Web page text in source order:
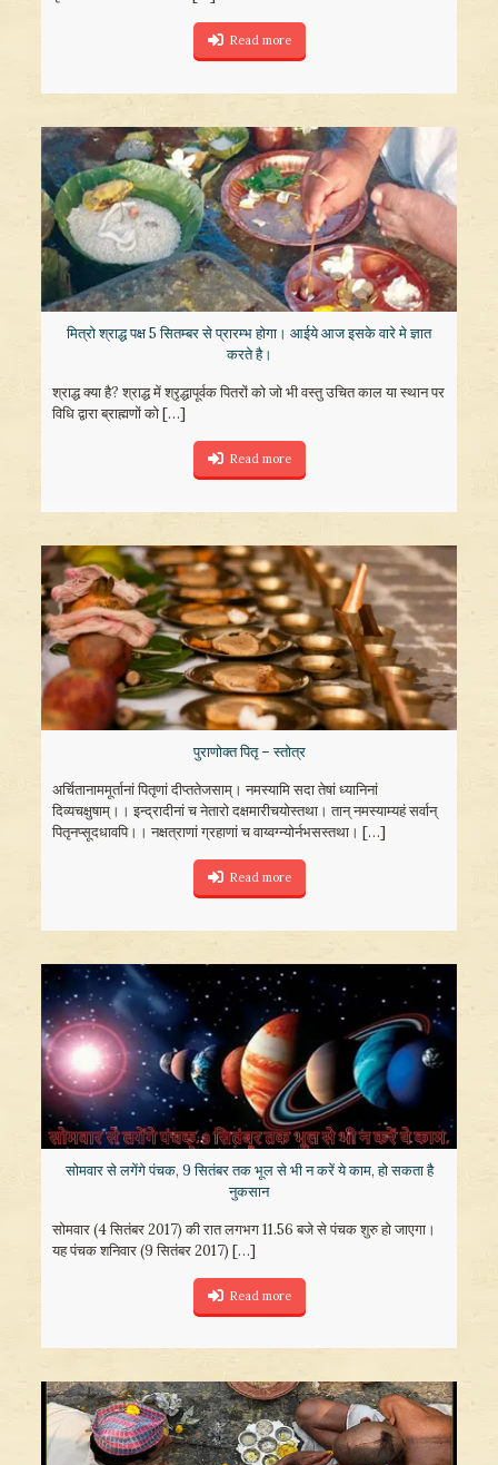
Read more
मित्रो श्राद्ध पक्ष 5 सितम्बर से प्रारम्भ होगा। आईये आज इसके वारे मे ज्ञात
करते है।
श्राद्ध क्या है? श्राद्ध में श्रृद्धापूर्वक पितरों को जो भी वस्तु उचित काल या स्थान पर
विधि द्वारा ब्राह्मणों को[…]
Read more
पुराणोक्त पितृ – स्तोत्र
अर्चितानाममूर्तानां पितृणां दीप्ततेजसाम्। नमस्यामि सदा तेषां ध्यानिनां
दिव्यचक्षुषाम्।। इन्द्रादीनां च नेतारो दक्षमारीचयोस्तथा। तान् नमस्याम्यहं सर्वान्
पितृनप्सूदधावपि।। नक्षत्राणां ग्रहाणां च वाय्वग्न्योर्नभसस्तथा। […]
Read more
​सोमवार से लगेंगे पंचक, 9 सितंबर तक भूल से भी न करें ये काम, हो सकता है
नुकसान
सोमवार (4 सितंबर 2017) की रात लगभग 11.56 बजे से पंचक शुरु हो जाएगा।
यह पंचक शनिवार (9 सितंबर 2017) […]
Read more